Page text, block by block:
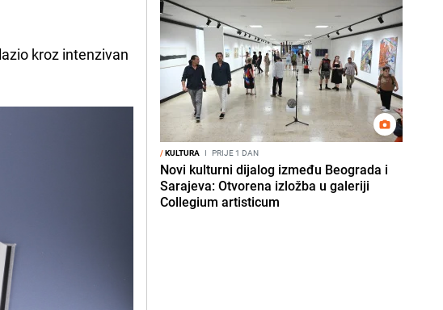
kroz intenzivan
/KULTURA I PRIJE 1 DAN
Novi kulturni dijalog između Beograda i
Sarajeva: Otvorena izložba u galeriji
Collegium artisticum